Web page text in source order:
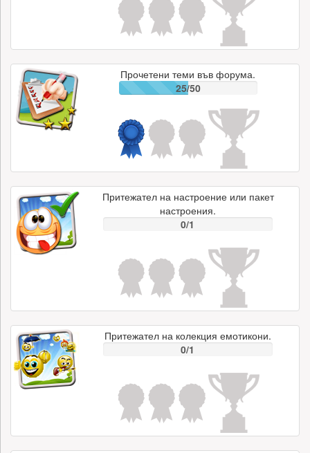
Прочетени теми във форума.
25/50
Притежател на настроение или пакет
настроения.
0/1
Притежател на колекция емотикони.
0/1